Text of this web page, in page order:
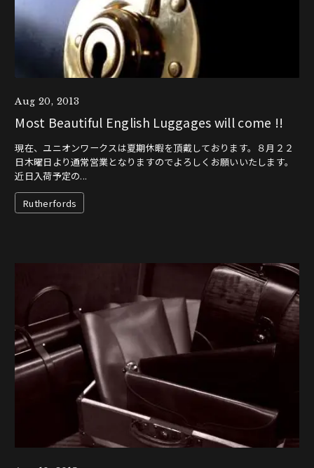
Aug 20, 2013
Most Beautiful English Luggages will come !!
現在、ユニオンワークスは夏期休暇を頂戴しております。８月２２
日木曜日より通常営業となりますのでよろしくお願いいたします。
近日入荷予定の...
Rutherfords